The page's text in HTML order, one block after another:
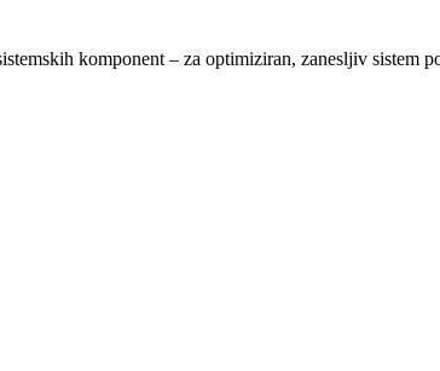
komponent – za optimiziran, zanesljiv sistem